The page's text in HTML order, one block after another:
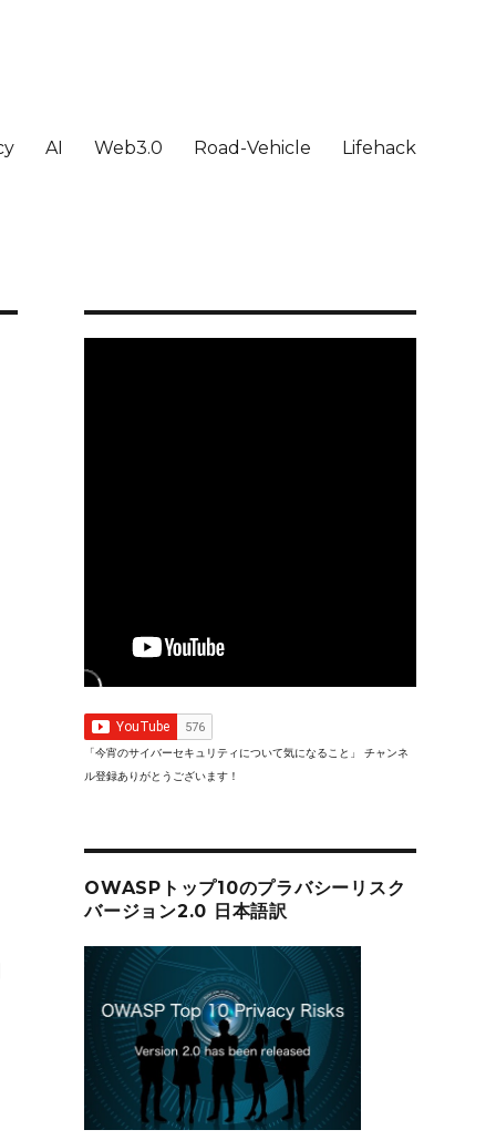
AI Web3.0 Road-Vehicle Lifehack
方法” の
「今宵のサイバーセキュリティについて気になること」 チャンネ
ル登録ありがとうございます！
OWASPトップ10のプラバシーリスク
バージョン2.0 日本語訳